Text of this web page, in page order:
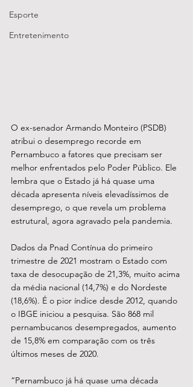
Esporte
Entretenimento
O ex-senador Armando Monteiro (PSDB)
atribui o desemprego recorde em
Pernambuco a fatores que precisam ser
melhor enfrentados pelo Poder Público. Ele
lembra que o Estado já há quase uma
década apresenta níveis elevadíssimos de
desemprego, o que revela um problema
estrutural, agora agravado pela pandemia.
Dados da Pnad Contínua do primeiro
trimestre de 2021 mostram o Estado com
taxa de desocupação de 21,3%, muito acima
da média nacional (14,7%) e do Nordeste
(18,6%). É o pior índice desde 2012, quando
o IBGE iniciou a pesquisa. São 868 mil
pernambucanos desempregados, aumento
de 15,8% em comparação com os três
últimos meses de 2020.
“Pernambuco já há quase uma década